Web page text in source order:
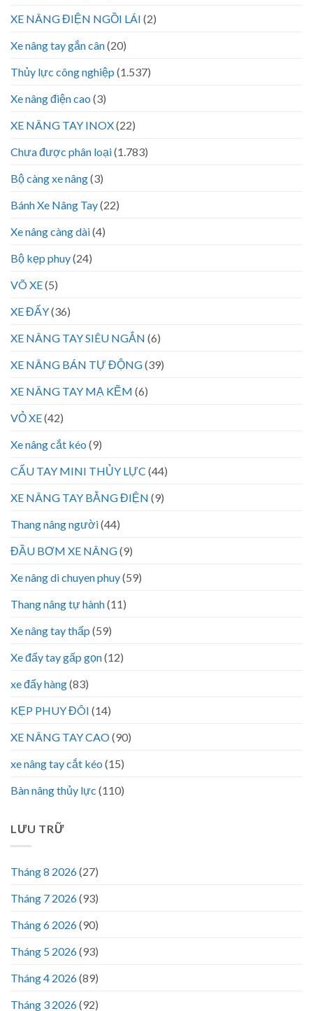
XE NÂNG ĐIỆN NGỒI LÁI (2)
Xe nâng tay gắn cân(20)
Thủy lực công nghiệp (1.537)
Xe nâng điện cao (3)
XE NÂNG TAY INOX(22)
Chưa được phân loại(1.783)
Bộ càng xe nâng(3)
Bánh Xe Nâng Tay(22)
Xe nâng càng dài(4)
Bộ kẹp phuy(24)
VÕ XE(5)
XE ĐẨY(36)
XE NÂNG TAY SIÊU NGẮN (6)
XE NÂNG BÁN TỰ ĐỘNG(39)
XE NÂNG TAY MẠ KẼM (6)
VỎ XE(42)
Xe nâng cắt kéo (9)
CẨU TAY MINI THỦY LỰC (44)
XE NÂNG TAY BẰNG ĐIỆN (9)
Thang nâng người(44)
ĐẦU BƠM XE NÂNG(9)
Xe nâng di chuyen phuy(59)
Thang nâng tự hành(11)
Xe nâng tay thấp (59)
Xe đẩy tay gấp gọn(12)
xe đẩy hàng(83)
KẸP PHUY ĐÔI (14)
XE NÂNG TAY CAO(90)
xe nâng tay cắt kéo (15)
Bàn nâng thủy lực (110)
LƯU TRỮ
Tháng 8 2026(27)
Tháng 7 2026(93)
Tháng 6 2026(90)
Tháng 5 2026(93)
Tháng 4 2026(89)
Tháng 3 2026(92)